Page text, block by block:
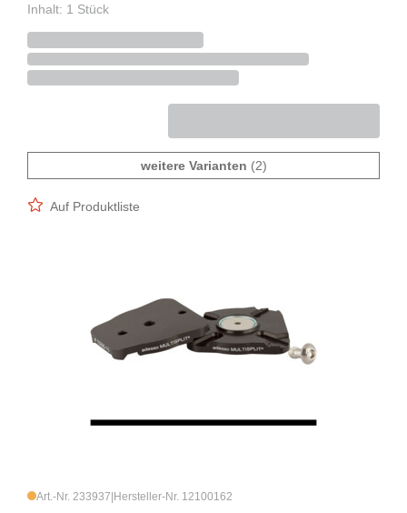
Inhalt: 1 Stück
weitere Varianten (2)
Auf Produktliste
Art.-Nr. 233937 Hersteller-Nr. 12100162